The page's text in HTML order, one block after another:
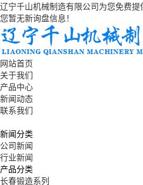
辽宁千山机械制造有限公司为您免费提
您暂无新询盘信息！
网站首页
关于我们
产品中心
新闻动态
联系我们
新闻分类
公司新闻
行业新闻
产品分类
长春锻造系列